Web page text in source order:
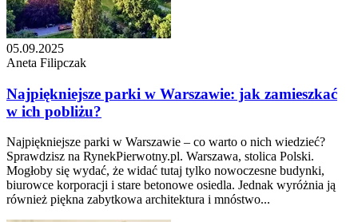
05.09.2025
Aneta Filipczak
Najpiękniejsze parki w Warszawie: jak zamieszkać
w ich pobliżu?
Najpiękniejsze parki w Warszawie – co warto o nich wiedzieć?
Sprawdzisz na RynekPierwotny.pl. Warszawa, stolica Polski.
Mogłoby się wydać, że widać tutaj tylko nowoczesne budynki,
biurowce korporacji i stare betonowe osiedla. Jednak wyróżnia ją
również piękna zabytkowa architektura i mnóstwo...